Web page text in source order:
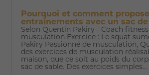
Pourquoi et comment
entraînements avec un sac
Selon Quentin Pakiry - Coach
musculation Exercice : Le squat
Pakiry Passionné de musculation,
des exercices de musculation
maison, que ce soit au poids du
sac de sable. Des exercices simples...